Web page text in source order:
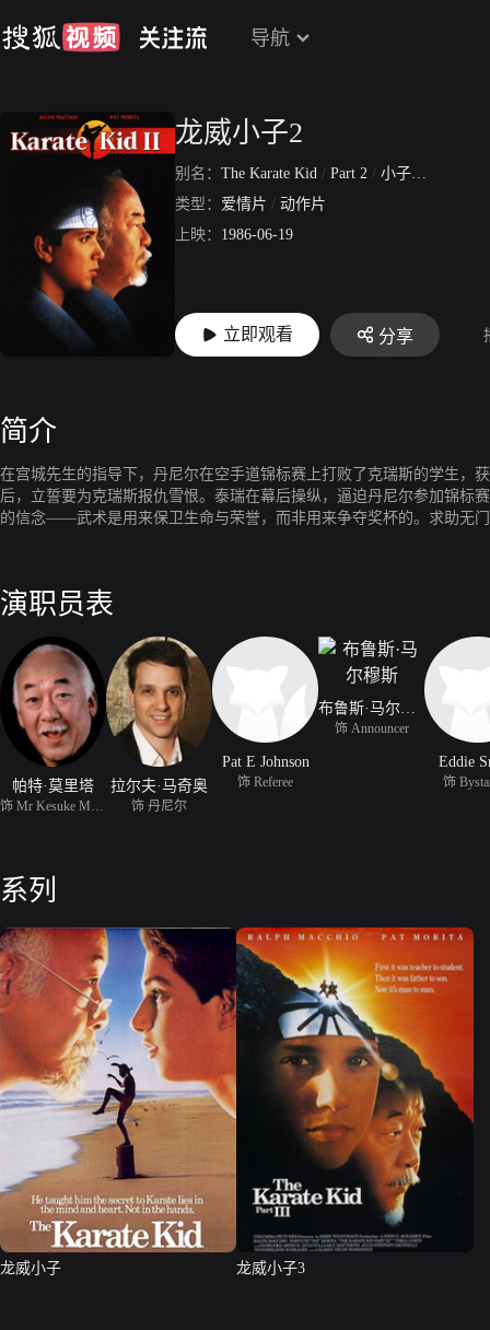
导航
龙威小子2
别名： The Karate Kid / Part 2 / 小子难缠续集
类型： 爱情片 / 动作片
上映： 1986-06-19
立即观看 分享
简介
在宫城先生的指导下，丹尼尔在空手道锦标赛上打败了克瑞斯的学生，
后，立誓要为克瑞斯报仇雪恨。泰瑞在幕后操纵，逼迫丹尼尔参加锦标
的信念——武术是用来保卫生命与荣誉，而非用来争夺奖杯的。求助无
演职员表
帕特·莫里塔 拉尔夫·马奇奥
饰 丹尼尔
Pat E Johnson
饰 Referee
布鲁斯·马尔穆斯
饰 Announcer
Eddie
饰
系列
龙威小子 龙威小子3